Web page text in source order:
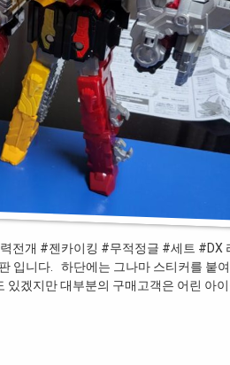
전개 #젠카이킹 #무적정글 #세트 #DX
입니다. 하단에는 그나마 스티커를 붙
겠지만 대부분의 구매고객은 어린 아
저 젠카이킹 무적정글 DX